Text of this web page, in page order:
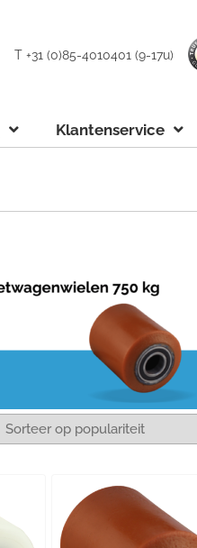
T +31 (0)85-4010401 (9-17u)
Klantenservice